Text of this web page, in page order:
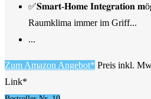
✅𝐒𝐦𝐚𝐫𝐭-𝐇𝐨𝐦𝐞 𝐈𝐧𝐭𝐞𝐠𝐫𝐚𝐭𝐢𝐨𝐧
Raumklima immer im Griff...
...
Zum Amazon Angebot* Preis inkl.
Link*